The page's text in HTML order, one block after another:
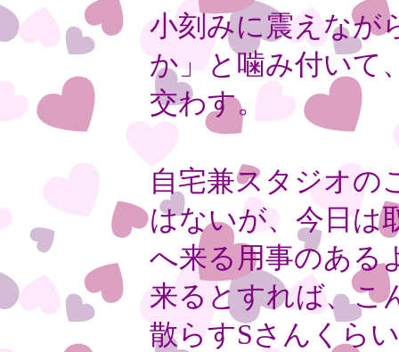
小刻みに震えなが
か」と噛み付いて
交わす。
自宅兼スタジオの
はないが、今日は
へ来る用事のある
来るとすれば、こ
散らすSさんくら